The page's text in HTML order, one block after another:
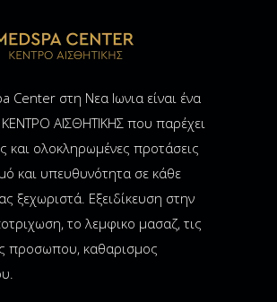
Center στη Νεα Ιωνια είναι ένα
ΑΙΣΘΗΤΙΚΗΣ που παρέχει
και ολοκληρωμένες προτάσεις
και υπευθυνότητα σε κάθε
ξεχωριστά. Εξειδίκευση στην
το λεμφικο μασαζ, τις
προσωπου, καθαρισμος